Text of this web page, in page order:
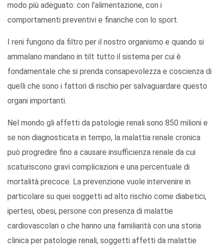
modo più adeguato: con l’alimentazione, con i
comportamenti preventivi e finanche con lo sport.
I reni fungono da filtro per il nostro organismo e quando si
ammalano mandano in tilt tutto il sistema per cui è
fondamentale che si prenda consapevolezza e coscienza di
quelli che sono i fattori di rischio per salvaguardare questo
organi importanti.
Nel mondo gli affetti da patologie renali sono 850 milioni e
se non diagnosticata in tempo, la malattia renale cronica
può progredire fino a causare insufficienza renale da cui
scaturiscono gravi complicazioni e una percentuale di
mortalità precoce. La prevenzione vuole intervenire in
particolare su quei soggetti ad alto rischio come diabetici,
ipertesi, obesi, persone con presenza di malattie
cardiovascolari o che hanno una familiarità con una storia
clinica per patologie renali, soggetti affetti da malattie